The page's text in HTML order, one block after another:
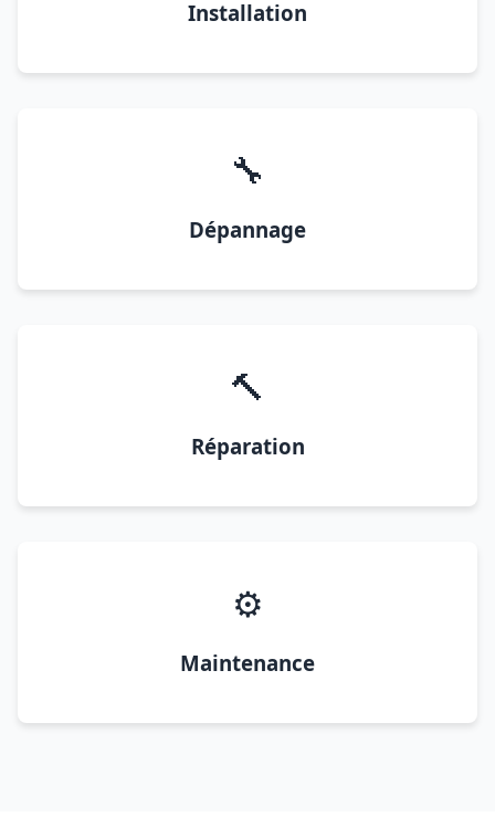
Installation
🔧
Dépannage
🔨
Réparation
⚙️
Maintenance